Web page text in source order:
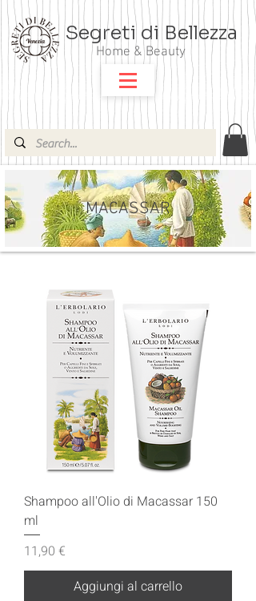
Segreti di Bellezza
Home & Beauty
MACASSAR
Shampoo all'Olio di Macassar 150
ml
Prezzo
11,90 €
Aggiungi al carrello